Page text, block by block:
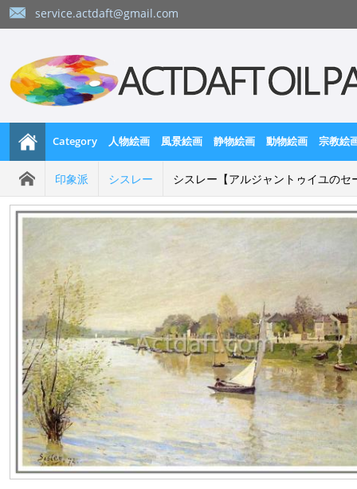
service.actdaft@gmail.com
Category 人物絵画 風景絵画 静物絵画 動物絵画 宗教絵
印象派 シスレー シスレー【アルジャントゥイユのセ